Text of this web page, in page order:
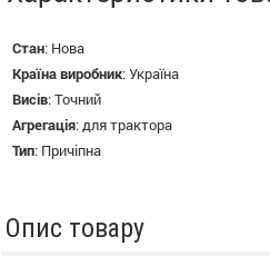
Стан: Нова
Країна виробник:Україна
Висів:Точний
Агрегація: для трактора
Тип: Причіпна
Опис товару